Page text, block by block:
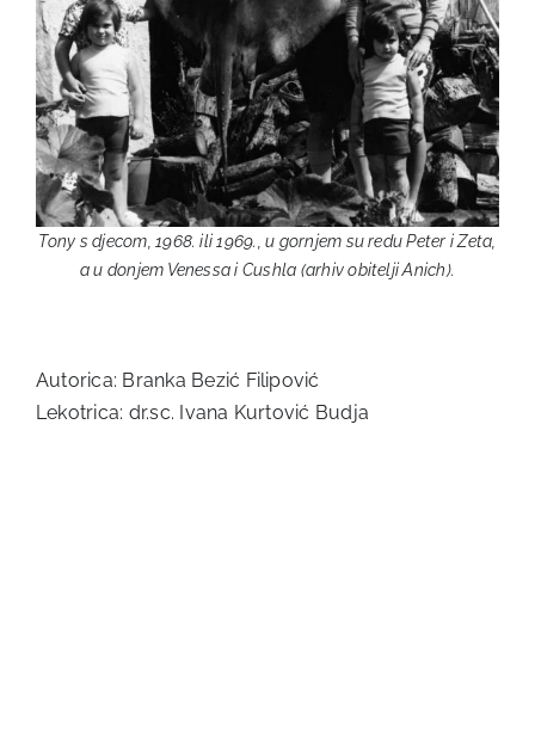
Tony s djecom, 1968. ili 1969., u gornjem su redu Peter i Zeta,
a u donjem Venessa i Cushla (arhiv obitelji Anich).
Autorica: Branka Bezić Filipović
Lekotrica: dr.sc. Ivana Kurtović Budja